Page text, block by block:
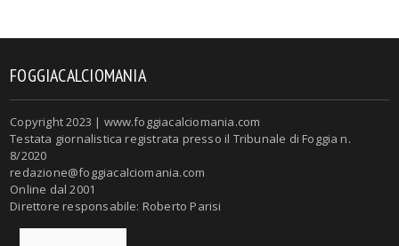
FOGGIACALCIOMANIA
Copyright 2023 | www.foggiacalciomania.com
Testata giornalistica registrata presso il Tribunale di Foggia n.
8/2020
redazione@foggiacalciomania.com
Online dal 2001
Direttore responsabile: Roberto Parisi